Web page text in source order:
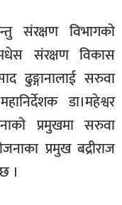
संरक्षण विभागको
मधेस संरक्षण विकास
ढुङ्गानालाई सरुवा
डा।महेश्वर
प्रमुखमा सरुवा
प्रमुख बद्रीराज
।